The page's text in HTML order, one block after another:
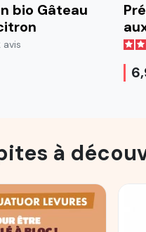
bio Gâteau
avis
à